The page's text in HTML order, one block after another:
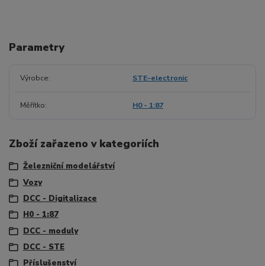
Parametry
Výrobce STE-electronic
Měřítko H0 - 1:87
Zboží zařazeno v kategoriích
Železniční modelářství
Vozy
DCC - Digitalizace
H0 - 1:87
DCC - moduly
DCC - STE
Příslušenství